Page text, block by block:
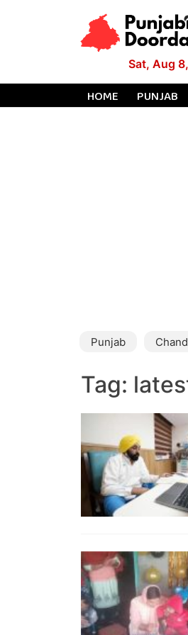
Sat, Aug
HOME PUNJAB
Punjab
Tag: